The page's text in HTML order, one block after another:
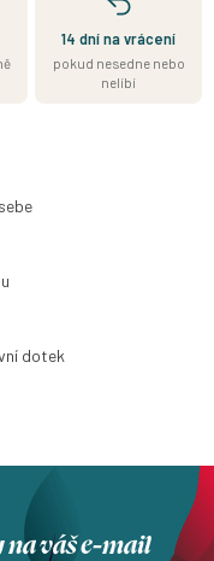
14 dní na vrácení
pokud nesedne nebo
nelíbí
dotek
váš e-mail